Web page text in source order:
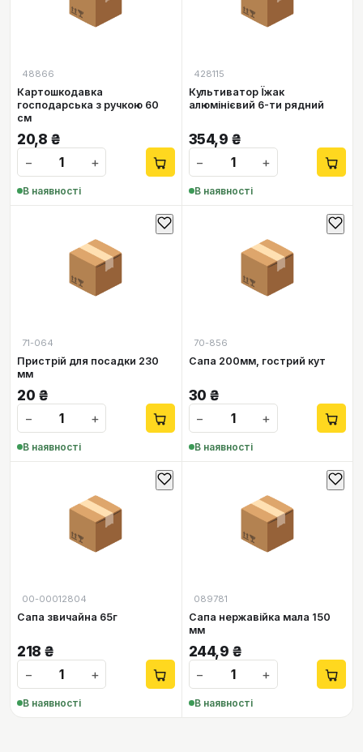
48866
Картошкодавка
господарська з ручкою 60
см
20,8 ₴
−
+
В наявності
428115
Культиватор Їжак
алюмінієвий 6-ти рядний
354,9 ₴
−
+
В наявності
📦
71-064
Пристрій для посадки 230
мм
20 ₴
−
+
В наявності
📦
70-856
Сапа 200мм, гострий кут
30 ₴
−
+
В наявності
📦
00-00012804
Сапа звичайна 65г
218 ₴
−
+
В наявності
📦
089781
Сапа нержавійка мала 150
мм
244,9 ₴
−
+
В наявності